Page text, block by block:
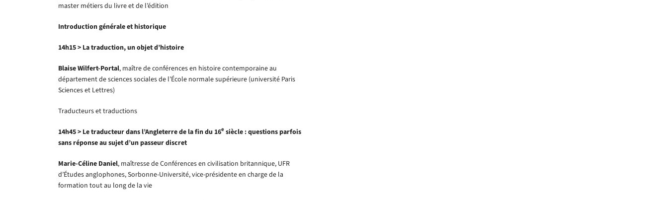
master métiers du livre et de l’édition
Introduction générale et historique
14h15 > La traduction, un objet d’histoire
Blaise Wilfert-Portal, maître de conférences en histoire contemporaine au
département de sciences sociales de l’École normale supérieure (université Paris
Sciences et Lettres)
Traducteurs et traductions
14h45 > Le traducteur dans l’Angleterre de la fin du 16e siècle : questions parfois
sans réponse au sujet d’un passeur discret
Marie-Céline Daniel, maîtresse de Conférences en civilisation britannique, UFR
d’Études anglophones, Sorbonne-Université, vice-présidente en charge de la
formation tout au long de la vie